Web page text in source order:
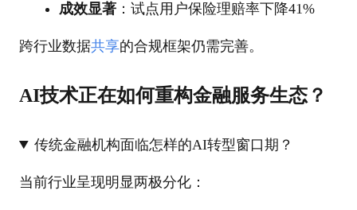
成效显著：试点用户保险理赔率下降41%
跨行业数据共享的合规框架仍需完善。
AI技术正在如何重构金融服务生态？
传统金融机构面临怎样的AI转型窗口期？
当前行业呈现明显两极分化：